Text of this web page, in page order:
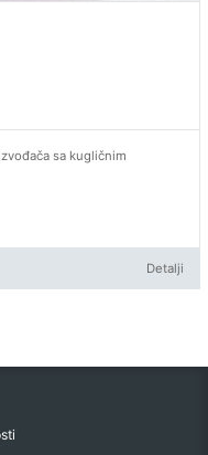
sa kugličnim
Detalji